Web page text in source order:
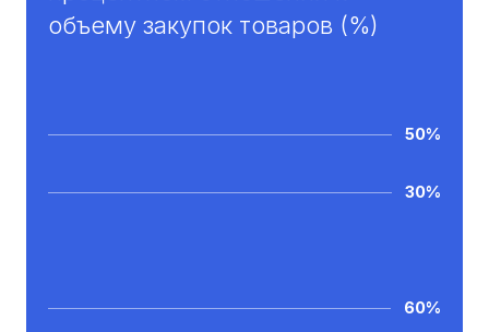
объему закупок товаров (%)
50%
30%
60%